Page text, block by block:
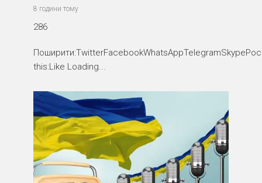
8 години тому
286
this:Like Loading...